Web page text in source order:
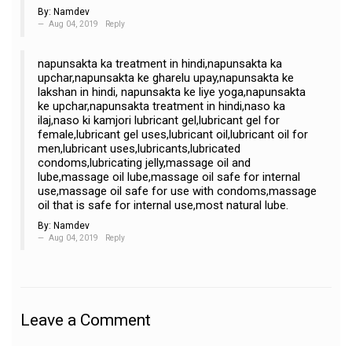
By: Namdev
Aug 04, 2019 Reply
napunsakta ka treatment in hindi,napunsakta ka
upchar,napunsakta ke gharelu upay,napunsakta ke
lakshan in hindi, napunsakta ke liye yoga,napunsakta
ke upchar,napunsakta treatment in hindi,naso ka
ilaj,naso ki kamjori lubricant gel,lubricant gel for
female,lubricant gel uses,lubricant oil,lubricant oil for
men,lubricant uses,lubricants,lubricated
condoms,lubricating jelly,massage oil and
lube,massage oil lube,massage oil safe for internal
use,massage oil safe for use with condoms,massage
oil that is safe for internal use,most natural lube.
By: Namdev
Aug 04, 2019 Reply
Leave a Comment